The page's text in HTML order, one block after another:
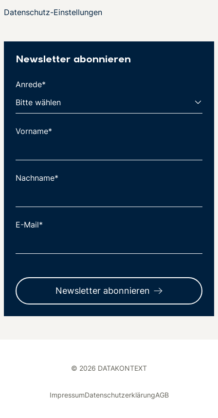
Datenschutz-Einstellungen
Newsletter abonnieren
Anrede*
Vorname*
Nachname*
E-Mail*
Newsletter abonnieren
© 2026 DATAKONTEXT
ImpressumDatenschutzerklärungAGB